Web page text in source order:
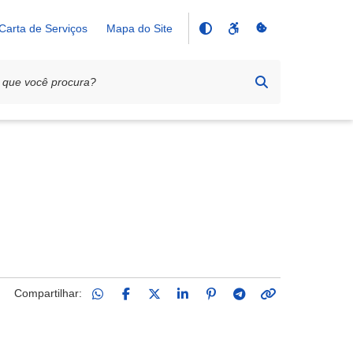
de Serviços Mapa do Site
Compartilhar: